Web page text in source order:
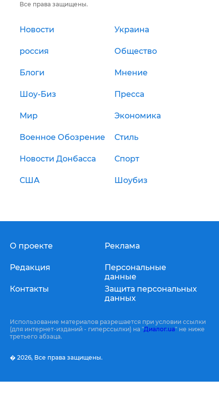
Все права защищены.
Новости Украина
россия Общество
Блоги Мнение
Шоу-Биз Пресса
Мир Экономика
Военное Обозрение Стиль
Новости Донбасса Спорт
США Шоубиз
О проекте
Редакция
Контакты
Реклама
Персональные
данные
Защита персональных
данных
Использование материалов разрешается при условии ссылки
(для интернет-изданий - гиперссылки) на "Диалог.ua" не ниже
третьего абзаца.
� 2026, Все права защищены.